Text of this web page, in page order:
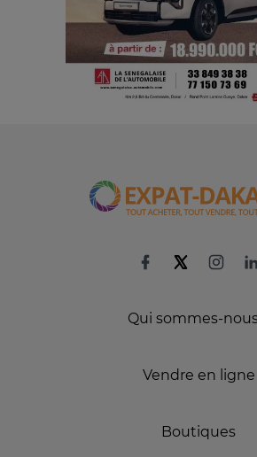
Qui sommes-
Vendre en ligne
Boutiques